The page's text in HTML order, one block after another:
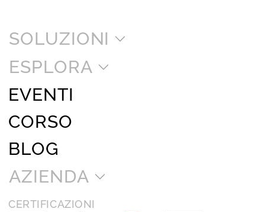
SOLUZIONI
ESPLORA
EVENTI
CORSO
BLOG
AZIENDA
CERTIFICAZIONI